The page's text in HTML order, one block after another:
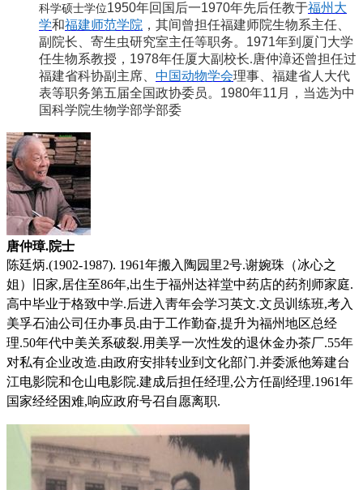
科学硕士学位1950年回国后一1970年先后任教于福州大
学和福建师范学院 ，其间曾担任福建师院生物系主任、
副院长、寄生虫研究室主任等职务。 1971年到厦门大学
任生物系教授， 1978年任厦大副校长.唐仲漳还曾担任过
福建省科协副主席、 中国动物学会理事、福建省人大代
表等职务第五届全国政协委员。 1980年11 月，当选为中
国科学院生物学部学部委
唐仲璋.院士
陈廷炳.(1902-1987). 1961年搬入陶园里2号.谢婉珠（冰心之
姐）旧家,居住至86年,出生于福州达祥堂中药店的药剂师家庭.
高中毕业于格致中学.后进入靑年会学习英文.文员训练班,考入
美孚石油公司仼办事员.由于工作勤奋,提升为福州地区总经
理.50年代中美关系破裂.用美孚一次性发的退休金办茶厂.55年
对私有企业改造.由政府安排转业到文化部门.并委派他筹建台
江电影院和仓山电影院.建成后担任经理,公方任副经理.1961年
国家经经困难,响应政府号召自愿离职.